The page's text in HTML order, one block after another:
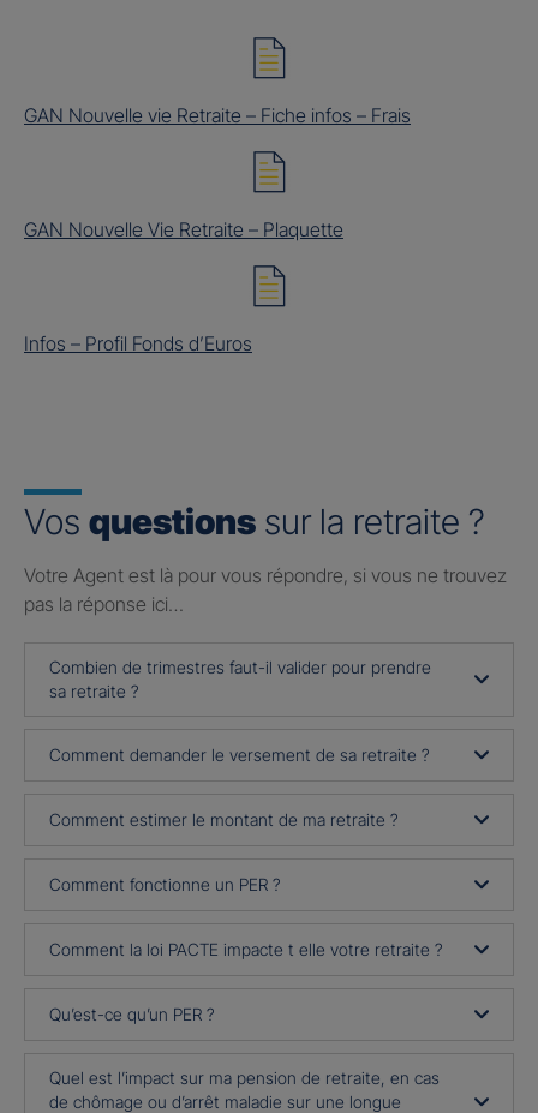
GAN Nouvelle vie Retraite – Fiche infos – Frais
GAN Nouvelle Vie Retraite – Plaquette
Infos – Profil Fonds d’Euros
Vos questions sur la retraite ?
Votre Agent est là pour vous répondre, si vous ne trouvez
pas la réponse ici…
Combien de trimestres faut-il valider pour prendre
sa retraite ?
Comment demander le versement de sa retraite ?
Comment estimer le montant de ma retraite ?
Comment fonctionne un PER ?
Comment la loi PACTE impacte t elle votre retraite ?
Qu’est-ce qu’un PER ?
Quel est l’impact sur ma pension de retraite, en cas
de chômage ou d’arrêt maladie sur une longue